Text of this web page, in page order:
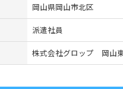
岡山県岡山市北区
派遣社員
株式会社グロップ 岡山